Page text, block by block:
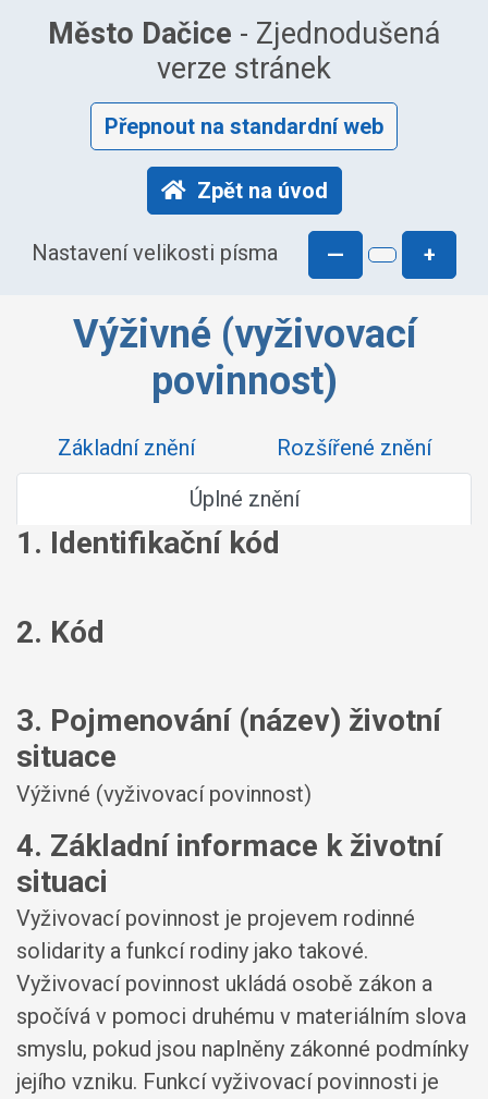
Město Dačice - Zjednodušená
verze stránek
Přepnout na standardní web
Zpět na úvod
Nastavení velikosti písma — +
Výživné (vyživovací
povinnost)
Základní znění
Rozšířené znění
Úplné znění
1. Identifikační kód
2. Kód
3. Pojmenování (název) životní
situace
Výživné (vyživovací povinnost)
4. Základní informace k životní
situaci
Vyživovací povinnost je projevem rodinné
solidarity a funkcí rodiny jako takové.
Vyživovací povinnost ukládá osobě zákon a
spočívá v pomoci druhému v materiálním slova
smyslu, pokud jsou naplněny zákonné podmínky
jejího vzniku. Funkcí vyživovací povinnosti je